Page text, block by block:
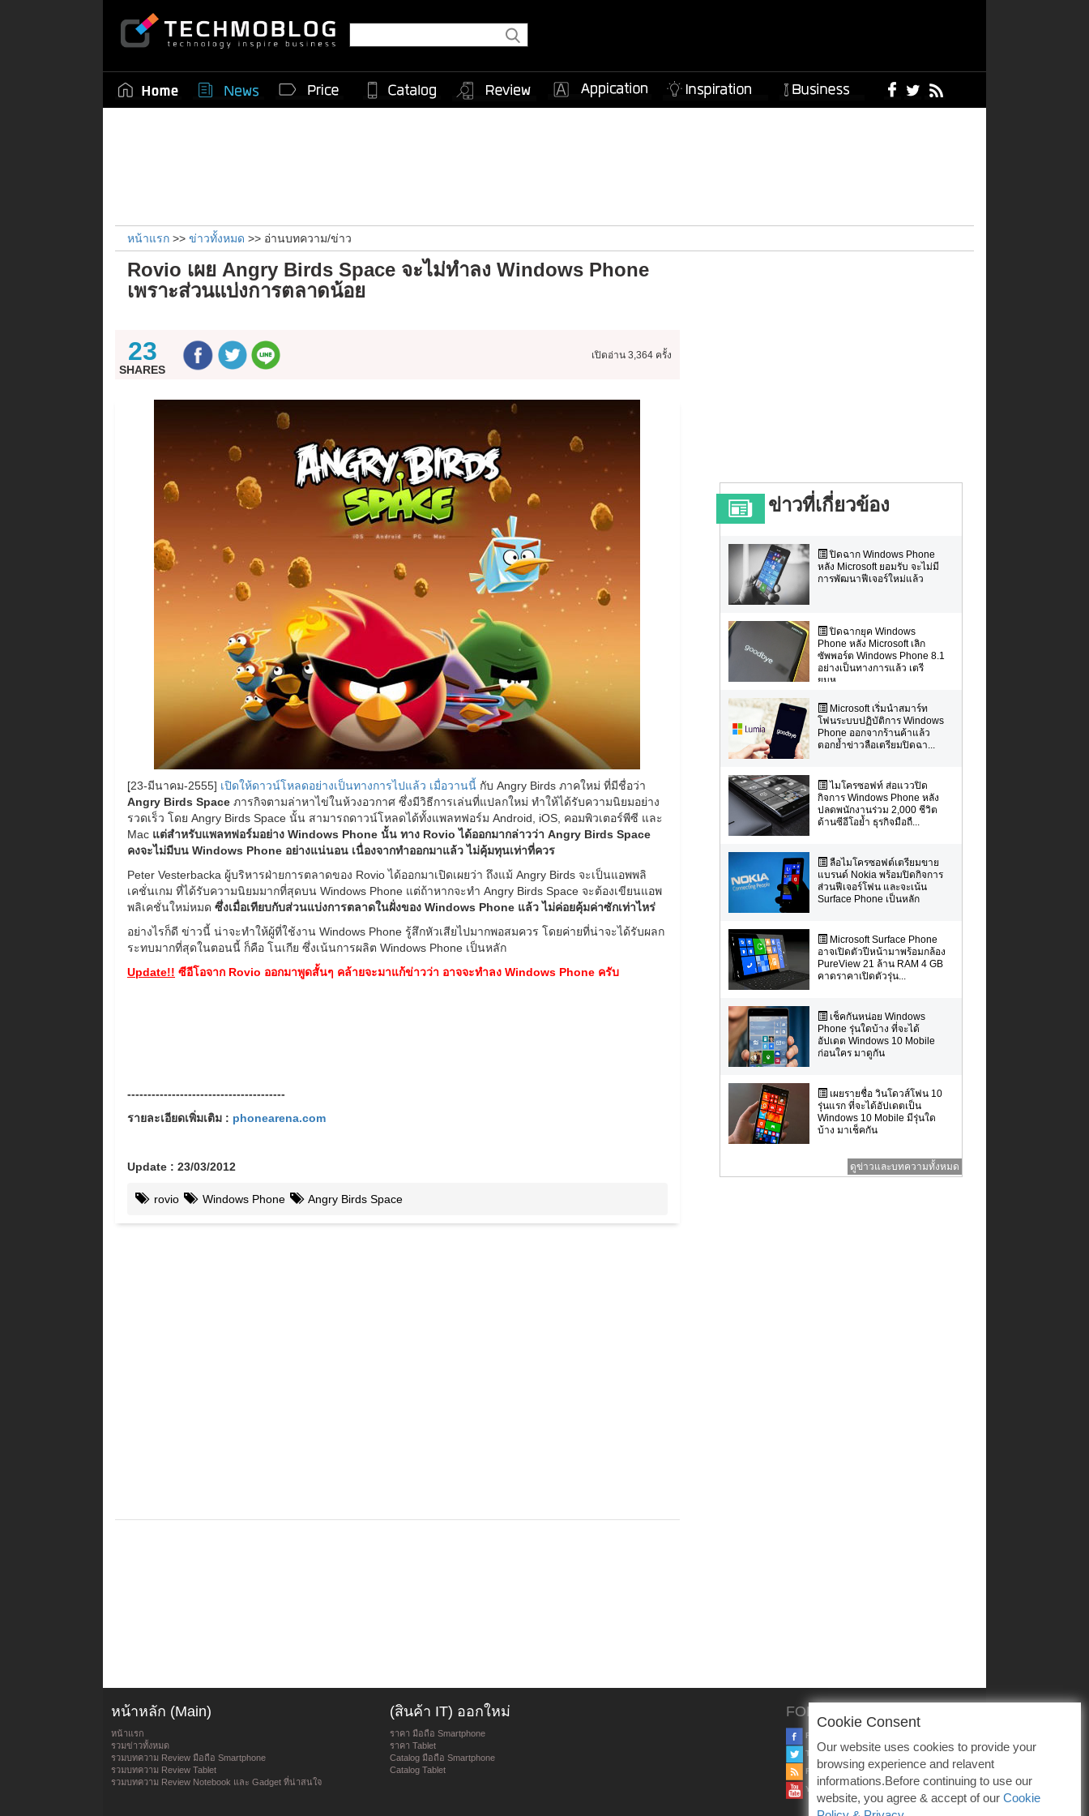
หน้าแรก >> ข่าวทั้งหมด >> อ่านบทความ/ข่าว
Rovio เผย Angry Birds Space จะไม่ทำลง Windows Phone
เพราะส่วนแบ่งการตลาดน้อย
23
SHARES
เปิดอ่าน 3,364 ครั้ง
[ุ23-มีนาคม-2555] เปิดให้ดาวน์โหลดอย่างเป็นทางการไปแล้ว เมื่อวานนี้ กับ Angry Birds ภาคใหม่ ที่มีชื่อว่า
Angry Birds Space ภารกิจตามล่าหาไข่ในห้วงอวกาศ ซึ่งมีวิธีการเล่นที่แปลกใหม่ ทำให้ได้รับความนิยมอย่าง
รวดเร็ว โดย Angry Birds Space นั้น สามารถดาวน์โหลดได้ทั้งแพลทฟอร์ม Android, iOS, คอมพิวเตอร์พีซี และ
Mac แต่สำหรับแพลทฟอร์มอย่าง Windows Phone นั้น ทาง Rovio ได้ออกมากล่าวว่า Angry Birds Space
คงจะไม่มีบน Windows Phone อย่างแน่นอน เนื่องจากทำออกมาแล้ว ไม่คุ้มทุนเท่าที่ควร
Peter Vesterbacka ผู้บริหารฝ่ายการตลาดของ Rovio ได้ออกมาเปิดเผยว่า ถึงแม้ Angry Birds จะเป็นแอพพลิ
เคชั่นเกม ที่ได้รับความนิยมมากที่สุดบน Windows Phone แต่ถ้าหากจะทำ Angry Birds Space จะต้องเขียนแอพ
พลิเคชั่นใหม่หมด ซึ่งเมื่อเทียบกับส่วนแบ่งการตลาดในฝั่งของ Windows Phone แล้ว ไม่ค่อยคุ้มค่าซักเท่าไหร่
อย่างไรก็ดี ข่าวนี้ น่าจะทำให้ผู้ที่ใช้งาน Windows Phone รู้สึกหัวเสียไปมากพอสมควร โดยค่ายที่น่าจะได้รับผลก
ระทบมากที่สุดในตอนนี้ ก็คือ โนเกีย ซึ่งเน้นการผลิต Windows Phone เป็นหลัก
Update!! ซีอีโอจาก Rovio ออกมาพูดสั้นๆ คล้ายจะมาแก้ข่าวว่า อาจจะทำลง Windows Phone ครับ
---------------------------------------
รายละเอียดเพิ่มเติม : phonearena.com
Update : 23/03/2012
rovio Windows Phone Angry Birds Space
ข่าวที่เกี่ยวข้อง
ปิดฉาก Windows Phone
หลัง Microsoft ยอมรับ จะไม่มี
การพัฒนาฟีเจอร์ใหม่แล้ว
ปิดฉากยุค Windows
Phone หลัง Microsoft เลิก
ซัพพอร์ต Windows Phone 8.1
อย่างเป็นทางการแล้ว เตรี
ยมห...
Microsoft เริ่มนำสมาร์ท
โฟนระบบปฏิบัติการ Windows
Phone ออกจากร้านค้าแล้ว
ตอกย้ำข่าวลือเตรียมปิดฉา...
ไมโครซอฟท์ ส่อแววปิด
กิจการ Windows Phone หลัง
ปลดพนักงานร่วม 2,000 ชีวิต
ด้านซีอีโอย้ำ ธุรกิจมือถื...
ลือไมโครซอฟต์เตรียมขาย
แบรนด์ Nokia พร้อมปิดกิจการ
ส่วนฟีเจอร์โฟน และจะเน้น
Surface Phone เป็นหลัก
Microsoft Surface Phone
อาจเปิดตัวปีหน้ามาพร้อมกล้อง
PureView 21 ล้าน RAM 4 GB
คาดราคาเปิดตัวรุ่น...
เช็คกันหน่อย Windows
Phone รุ่นใดบ้าง ที่จะได้
อัปเดต Windows 10 Mobile
ก่อนใคร มาดูกัน
เผยรายชื่อ วินโดวส์โฟน 10
รุ่นแรก ที่จะได้อัปเดตเป็น
Windows 10 Mobile มีรุ่นใด
บ้าง มาเช็คกัน
ดูข่าวและบทความทั้งหมด
หน้าหลัก (Main)
หน้าแรก
รวมข่าวทั้งหมด
รวมบทความ Review มือถือ Smartphone
รวมบทความ Review Tablet
รวมบทความ Review Notebook และ Gadget ที่น่าสนใจ
(สินค้า IT) ออกใหม่
ราคา มือถือ Smartphone
ราคา Tablet
Catalog มือถือ Smartphone
Catalog Tablet
FOLLOW US
FACEBOOK
TWITTER
RSS
YOUTUBE
Cookie Consent
Our website uses cookies to provide your
browsing experience and relavent
informations.Before continuing to use our
website, you agree & accept of our Cookie